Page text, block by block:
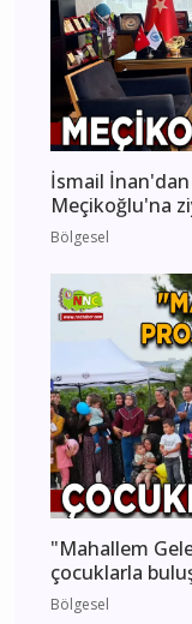
İsmail İnan'dan
Meçikoğlu'na
Bölgesel
"Mahallem
çocuklarla
Bölgesel